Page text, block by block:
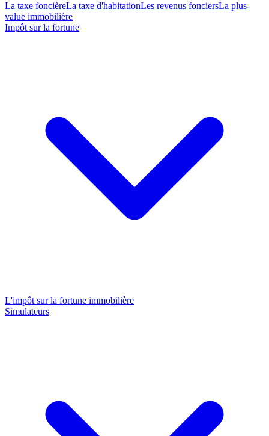
La taxe foncièreLa taxe d'habitationLes revenus fonciersLa plus-
value immobilière
Impôt sur la fortune
L'impôt sur la fortune immobilière
Simulateurs